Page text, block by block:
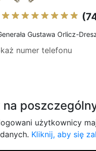
Gustawa Orlicz-
numer telefonu
na
użytkownicy
danych. Kliknij, aby się